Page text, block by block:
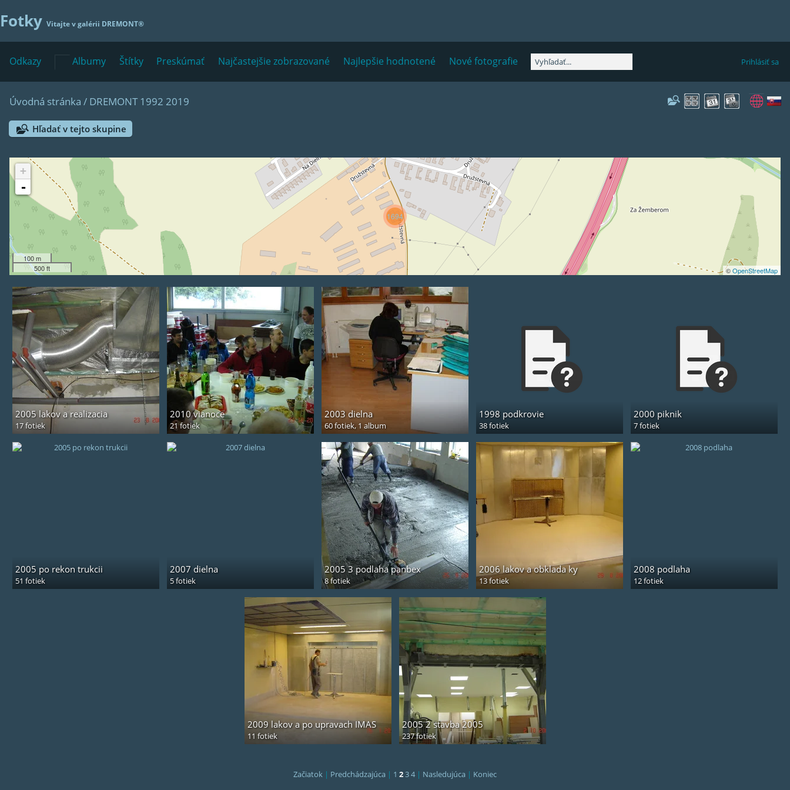
Fotky Vitajte v galérii DREMONT®
Odkazy Albumy Štítky Preskúmať Najčastejšie zobrazované Najlepšie hodnotené Nové fotografie Prihlásiť sa
Úvodná stránka / DREMONT 1992 2019
Hľadať v tejto skupine
1694
+
-
100 m
500 ft
©OpenStreetMap
2005 lakov a realizacia
17 fotiek
2010 vianoce
21 fotiek
2003 dielna
60 fotiek,1 album
1998 podkrovie
38 fotiek
2000 piknik
7 fotiek
2005 po rekon trukcii
51 fotiek
2007 dielna
5 fotiek
2005 3 podlaha panbex
8 fotiek
2006 lakov a obklada ky
13 fotiek
2008 podlaha
12 fotiek
2009 lakov a po upravach IMAS
11 fotiek
2005 2 stavba 2005
237 fotiek
Začiatok | Predchádzajúca | 1 234 | Nasledujúca | Koniec